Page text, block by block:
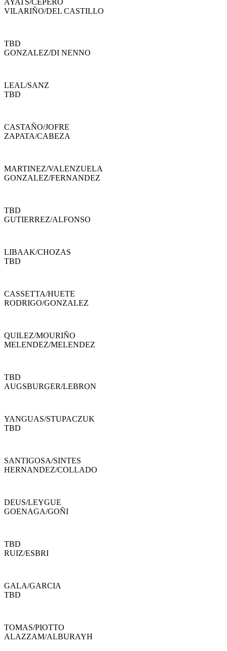
VILARIÑO/DEL CASTILLO
TBD
GONZALEZ/DI NENNO
LEAL/SANZ
TBD
CASTAÑO/JOFRE
ZAPATA/CABEZA
MARTINEZ/VALENZUELA
GONZALEZ/FERNANDEZ
TBD
GUTIERREZ/ALFONSO
LIBAAK/CHOZAS
TBD
CASSETTA/HUETE
RODRIGO/GONZALEZ
QUILEZ/MOURIÑO
MELENDEZ/MELENDEZ
TBD
AUGSBURGER/LEBRON
YANGUAS/STUPACZUK
TBD
SANTIGOSA/SINTES
HERNANDEZ/COLLADO
DEUS/LEYGUE
GOENAGA/GOÑI
TBD
RUIZ/ESBRI
GALA/GARCIA
TBD
TOMAS/PIOTTO
ALAZZAM/ALBURAYH